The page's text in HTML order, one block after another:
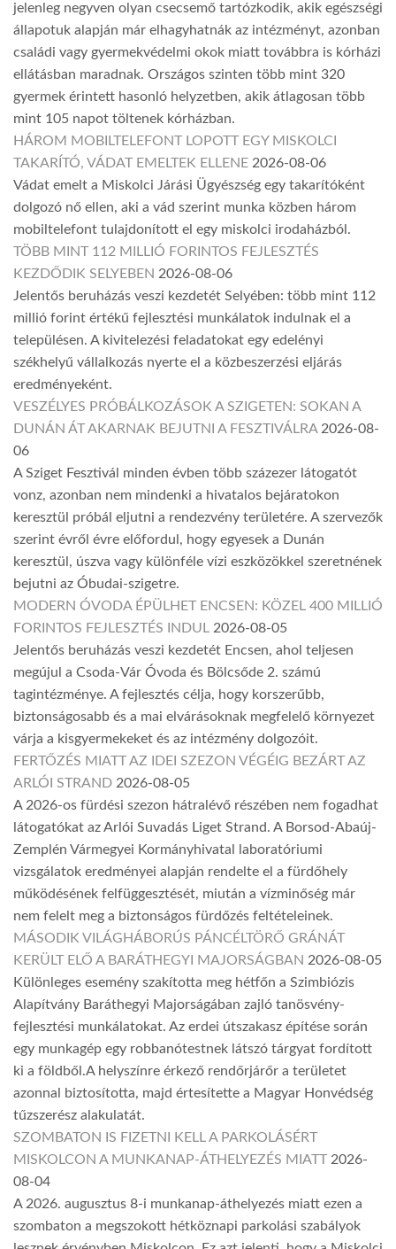
jelenleg negyven olyan csecsemő tartózkodik, akik egészségi
állapotuk alapján már elhagyhatnák az intézményt, azonban
családi vagy gyermekvédelmi okok miatt továbbra is kórházi
ellátásban maradnak. Országos szinten több mint 320
gyermek érintett hasonló helyzetben, akik átlagosan több
mint 105 napot töltenek kórházban.
HÁROM MOBILTELEFONT LOPOTT EGY MISKOLCI
TAKARÍTÓ, VÁDAT EMELTEK ELLENE 2026-08-06
Vádat emelt a Miskolci Járási Ügyészség egy takarítóként
dolgozó nő ellen, aki a vád szerint munka közben három
mobiltelefont tulajdonított el egy miskolci irodaházból.
TÖBB MINT 112 MILLIÓ FORINTOS FEJLESZTÉS
KEZDŐDIK SELYEBEN 2026-08-06
Jelentős beruházás veszi kezdetét Selyében: több mint 112
millió forint értékű fejlesztési munkálatok indulnak el a
településen. A kivitelezési feladatokat egy edelényi
székhelyű vállalkozás nyerte el a közbeszerzési eljárás
eredményeként.
VESZÉLYES PRÓBÁLKOZÁSOK A SZIGETEN: SOKAN A
DUNÁN ÁT AKARNAK BEJUTNI A FESZTIVÁLRA 2026-08-
06
A Sziget Fesztivál minden évben több százezer látogatót
vonz, azonban nem mindenki a hivatalos bejáratokon
keresztül próbál eljutni a rendezvény területére. A szervezők
szerint évről évre előfordul, hogy egyesek a Dunán
keresztül, úszva vagy különféle vízi eszközökkel szeretnének
bejutni az Óbudai-szigetre.
MODERN ÓVODA ÉPÜLHET ENCSEN: KÖZEL 400 MILLIÓ
FORINTOS FEJLESZTÉS INDUL 2026-08-05
Jelentős beruházás veszi kezdetét Encsen, ahol teljesen
megújul a Csoda-Vár Óvoda és Bölcsőde 2. számú
tagintézménye. A fejlesztés célja, hogy korszerűbb,
biztonságosabb és a mai elvárásoknak megfelelő környezet
várja a kisgyermekeket és az intézmény dolgozóit.
FERTŐZÉS MIATT AZ IDEI SZEZON VÉGÉIG BEZÁRT AZ
ARLÓI STRAND 2026-08-05
A 2026-os fürdési szezon hátralévő részében nem fogadhat
látogatókat az Arlói Suvadás Liget Strand. A Borsod-Abaúj-
Zemplén Vármegyei Kormányhivatal laboratóriumi
vizsgálatok eredményei alapján rendelte el a fürdőhely
működésének felfüggesztését, miután a vízminőség már
nem felelt meg a biztonságos fürdőzés feltételeinek.
MÁSODIK VILÁGHÁBORÚS PÁNCÉLTÖRŐ GRÁNÁT
KERÜLT ELŐ A BARÁTHEGYI MAJORSÁGBAN 2026-08-05
Különleges esemény szakította meg hétfőn a Szimbiózis
Alapítvány Baráthegyi Majorságában zajló tanösvény-
fejlesztési munkálatokat. Az erdei útszakasz építése során
egy munkagép egy robbanótestnek látszó tárgyat fordított
ki a földből.A helyszínre érkező rendőrjárőr a területet
azonnal biztosította, majd értesítette a Magyar Honvédség
tűzszerész alakulatát.
SZOMBATON IS FIZETNI KELL A PARKOLÁSÉRT
MISKOLCON A MUNKANAP-ÁTHELYEZÉS MIATT 2026-
08-04
A 2026. augusztus 8-i munkanap-áthelyezés miatt ezen a
szombaton a megszokott hétköznapi parkolási szabályok